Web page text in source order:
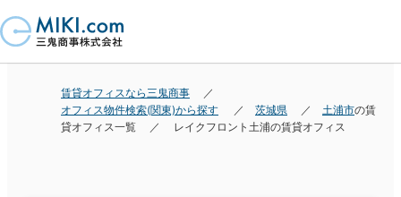
賃貸オフィスなら三鬼商事
オフィス物件検索(関東)から探す
茨城県 土浦市の賃
貸オフィス一覧
レイクフロント土浦の賃貸オフィス